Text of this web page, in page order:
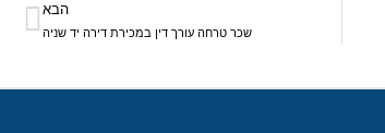
הבא
שכר טרחה עורך דין במכירת דירה יד שניה